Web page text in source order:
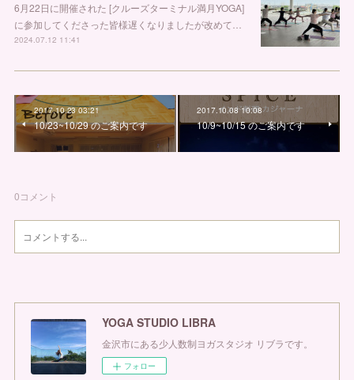
6月22日に開催された [クルーズターミナル満月YOGA]
に参加してくださった皆様遅くなりましたが改めて…
2024.07.12 11:41
2017.10.23 03:21
10/23~10/29 のご案内です
2017.10.08 10:08
10/9~10/15 のご案内です
0コメント
YOGA STUDIO LIBRA
金沢市にある少人数制ヨガスタジオ リブラです。
フォロー